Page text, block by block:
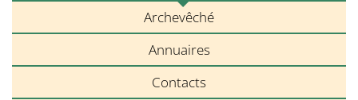
Archevêché
Annuaires
Contacts